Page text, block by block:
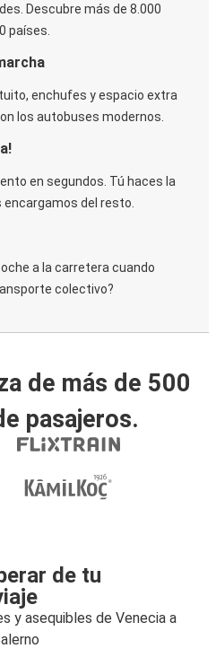
Descubre más de 8.000
países.
enchufes y espacio extra
los autobuses modernos.
en segundos. Tú haces la
del resto.
a la carretera cuando
colectivo?
de más de 500
pasajeros.
de tu
y asequibles de Venecia a